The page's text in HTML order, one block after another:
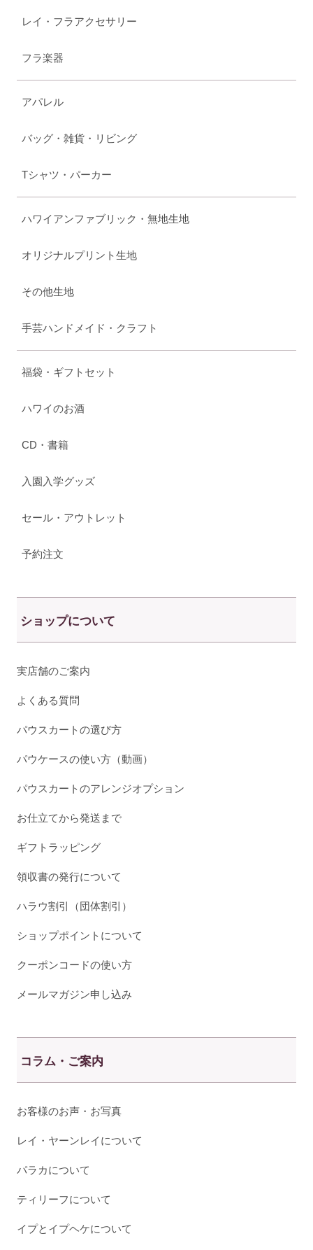
レイ・フラアクセサリー
フラ楽器
アパレル
バッグ・雑貨・リビング
Tシャツ・パーカー
ハワイアンファブリック・無地生地
オリジナルプリント生地
その他生地
手芸ハンドメイド・クラフト
福袋・ギフトセット
ハワイのお酒
CD・書籍
入園入学グッズ
セール・アウトレット
予約注文
ショップについて
実店舗のご案内
よくある質問
パウスカートの選び方
パウケースの使い方（動画）
パウスカートのアレンジオプション
お仕立てから発送まで
ギフトラッピング
領収書の発行について
ハラウ割引（団体割引）
ショップポイントについて
クーポンコードの使い方
メールマガジン申し込み
コラム・ご案内
お客様のお声・お写真
レイ・ヤーンレイについて
パラカについて
ティリーフについて
イプとイプヘケについて